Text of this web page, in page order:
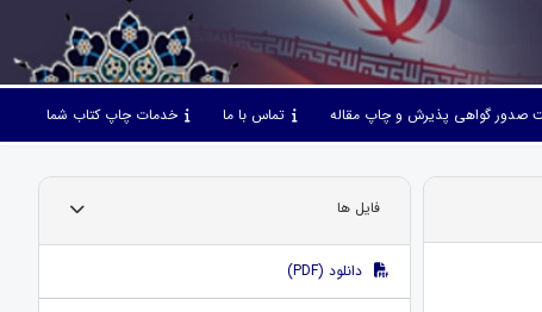
صدور گواهی پذیرش و چاپ مقاله تماس با ما خدمات چاپ کتاب شما
فایل ها
دانلود (PDF)